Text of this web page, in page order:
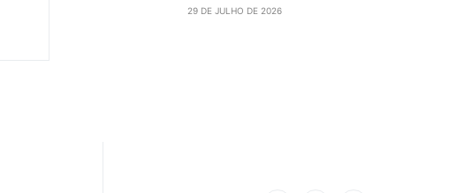
29 DE JULHO DE 2026